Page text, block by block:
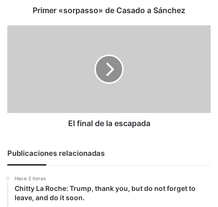
Primer «sorpasso» de Casado a Sánchez
El final de la escapada
Publicaciones relacionadas
Hace 2 horas
Chitty La Roche: Trump, thank you, but do not forget to
leave, and do it soon.